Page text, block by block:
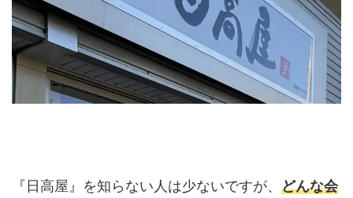
『日高屋』を知らない人は少ないですが、 どんな会